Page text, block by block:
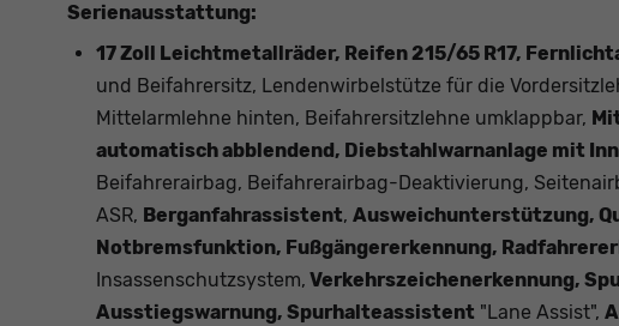
Serienausstattung:
17 Zoll Leichtmetallräder, Reifen 215/65 R17,
und Beifahrersitz, Lendenwirbelstütze für die
Mittelarmlehne hinten, Beifahrersitzlehne umklappbar,
automatisch abblendend, Diebstahlwarnanlage mit
Beifahrerairbag, Beifahrerairbag-Deaktivierung,
ASR, Berganfahrassistent, Ausweichunterstützung,
Notbremsfunktion, Fußgängererkennung,
Insassenschutzsystem, Verkehrszeichenerkennung,
Ausstiegswarnung, Spurhalteassistent "Lane Assist",